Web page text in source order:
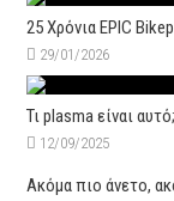
25 Χρόνια EPIC
29/01/2026
Τι plasma είναι αυτό;
12/09/2025
Ακόμα πιο άνετο,